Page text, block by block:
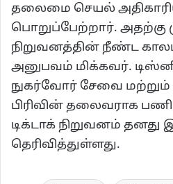
தலைமை செயல்
பொறுப்பேற்றார். அதற்கு
நிறுவனத்தின் நீண்ட
அனுபவம் மிக்கவர்.
நுகர்வோர் சேவை
பிரிவின் தலைவராக
டிக்டாக் நிறுவனம்
தெரிவித்துள்ளது.